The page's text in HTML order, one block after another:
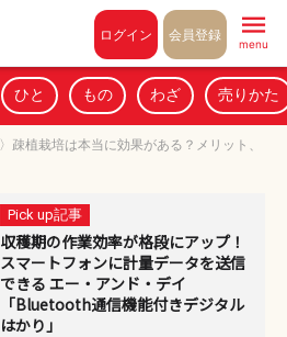
ログイン 会員登録
menu
ひと もの わざ 売りかた
〉 疎植栽培は本当に効果がある？メリット、
Pick up記事
収穫期の作業効率が格段にアップ！
スマートフォンに計量データを送信
できる エー・アンド・デイ
「Bluetooth通信機能付きデジタル
はかり」